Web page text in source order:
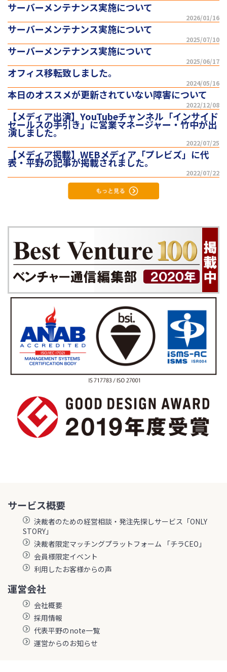
サーバーメンテナンス実施について
2026/01/16
サーバーメンテナンス実施について
2025/07/10
サーバーメンテナンス実施について
2025/06/17
オフィス移転致しました。
2024/05/16
本日のオススメが更新されていない障害について
2022/12/08
【メディア出演】YouTubeチャンネル「インサイド
セールスの手引き」に営業マネージャー・竹中が出
演しました。
2022/07/25
【メディア掲載】WEBメディア「プレビズ」に代
表・平野の記事が掲載されました。
2022/07/22
サービス概要
決裁者のための経営相談・発注先探しサービス「ONLY
STORY」
決裁者限定マッチングプラットフォーム 「チラCEO」
会員様限定イベント
利用したお客様からの声
運営会社
会社概要
採用情報
代表平野のnote一覧
運営からのお知らせ